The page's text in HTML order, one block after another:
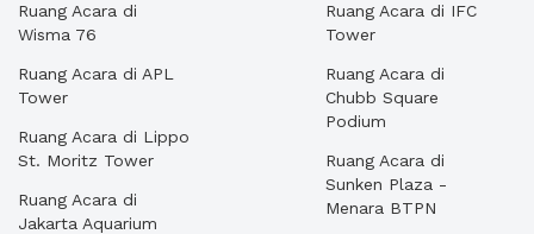
Ruang Acara di
Wisma 76
Ruang Acara di APL
Tower
Ruang Acara di Lippo
St. Moritz Tower
Ruang Acara di
Jakarta Aquarium
Ruang Acara di IFC
Tower
Ruang Acara di
Chubb Square
Podium
Ruang Acara di
Sunken Plaza -
Menara BTPN